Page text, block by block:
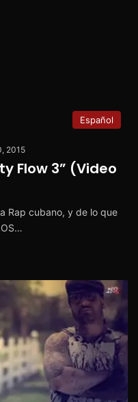
Español
2015
Flow 3” (Video
Rap cubano, y de lo que